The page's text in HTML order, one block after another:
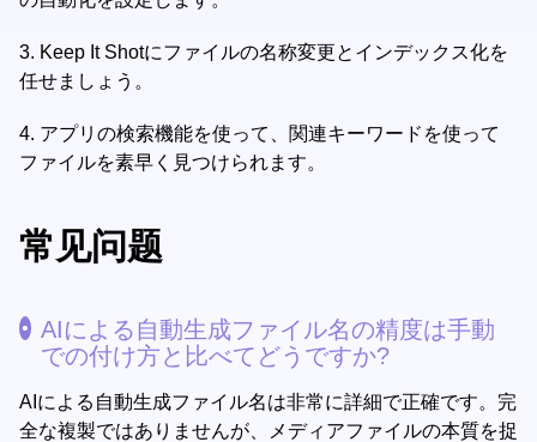
3. Keep It Shotにファイルの名称変更とインデックス化を
任せましょう。
4. アプリの検索機能を使って、関連キーワードを使って
ファイルを素早く見つけられます。
常见问题
AIによる自動生成ファイル名の精度は手動
での付け方と比べてどうですか?
AIによる自動生成ファイル名は非常に詳細で正確です。完
全な複製ではありませんが、メディアファイルの本質を捉